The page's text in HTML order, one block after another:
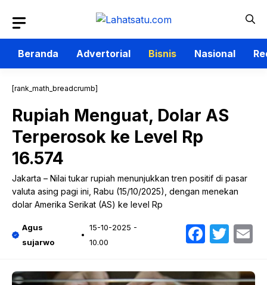
isi
Beranda
Advertorial Bisnis Nasional
[rank_math_breadcrumb]
Rupiah Menguat, Dolar AS
Terperosok ke Level Rp
16.574
Jakarta – Nilai tukar rupiah menunjukkan tren positif di pasar
valuta asing pagi ini, Rabu (15/10/2025), dengan menekan
dolar Amerika Serikat (AS) ke level Rp
Agus
sujarwo
15-10-2025 -
10.00